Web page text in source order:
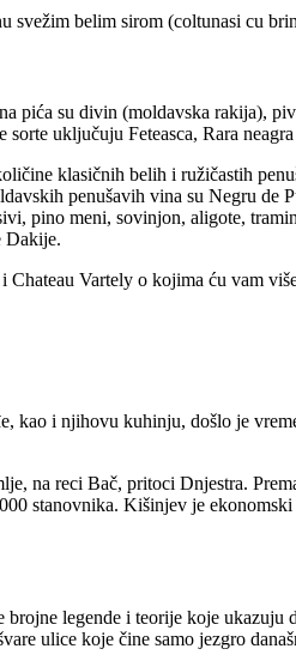
belim sirom (coltunasi cu
pića su divin (moldavska rakija),
uključuju Feteasca, Rara
klasičnih belih i ružičastih
penušavih vina su Negru
pino meni, sovinjon, aligote,
Dakije.
Vartely o kojima ću vam
i njihovu kuhinju, došlo je
na reci Bač, pritoci Dnjestra.
stanovnika. Kišinjev je
brojne legende i teorije koje
ulice koje čine samo jezgro